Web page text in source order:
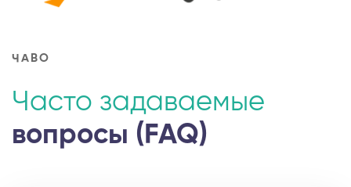
ЧАВО
Часто задаваемые
вопросы (FAQ)